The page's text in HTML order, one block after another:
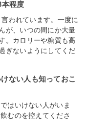
程度
われています。一度に
が、いつの間にか大量
。カロリーや糖質も高
ぎないようにしてくだ
ない人も知っておこ
はいけない人がいま
むのを控えてくださ